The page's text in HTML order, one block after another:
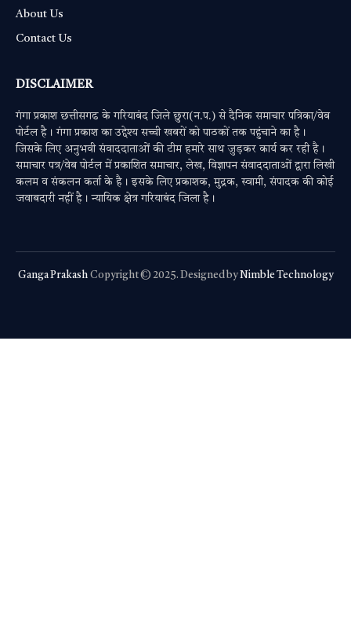
About Us
Contact Us
DISCLAIMER
गंगा प्रकाश छत्तीसगढ के गरियाबंद जिले छुरा(न.प.) से दैनिक समाचार पत्रिका/वेब
पोर्टल है। गंगा प्रकाश का उद्देश्य सच्ची खबरों को पाठकों तक पहुंचाने का है।
जिसके लिए अनुभवी संवाददाताओं की टीम हमारे साथ जुड़कर कार्य कर रही है।
समाचार पत्र/वेब पोर्टल में प्रकाशित समाचार, लेख, विज्ञापन संवाददाताओं द्वारा लिखी
कलम व संकलन कर्ता के है। इसके लिए प्रकाशक, मुद्रक, स्वामी, संपादक की कोई
जवाबदारी नहीं है। न्यायिक क्षेत्र गरियाबंद जिला है।
Ganga Prakash Copyright © 2025. Designed byNimble Technology